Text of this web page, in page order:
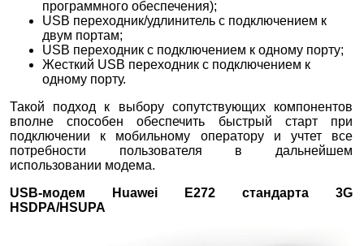
программного обеспечения);
USB переходник/удлинитель с подключением к
двум портам;
USB переходник с подключением к одному порту;
Жесткий USB переходник с подключением к
одному порту.
Такой подход к выбору сопутствующих компонентов
вполне способен обеспечить быстрый старт при
подключении к мобильному оператору и учтет все
потребности пользователя в дальнейшем
использовании модема.
USB-модем Huawei E272 стандарта 3G
HSDPA/HSUPA